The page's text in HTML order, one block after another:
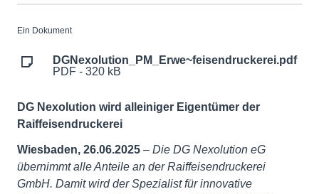
Ein Dokument
DGNexolution_PM_Erwe~feisendruckerei.pdf
PDF - 320 kB
DG Nexolution wird alleiniger Eigentümer der
Raiffeisendruckerei
Wiesbaden, 26.06.2025 – Die DG Nexolution eG
übernimmt alle Anteile an der Raiffeisendruckerei
GmbH. Damit wird der Spezialist für innovative